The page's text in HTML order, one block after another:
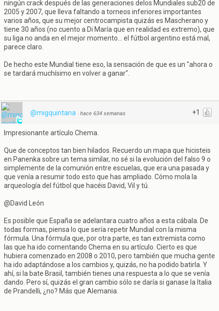
ningún crack después de las generaciones delos Mundiales sub20 de
2005 y 2007, que lleva faltando a torneos inferiores importantes
varios años, que su mejor centrocampista quizás es Mascherano y
tiene 30 años (no cuento a Di María que en realidad es extremo), que
su liga no anda en el mejor momento... el fútbol argentino está mal,
parece claro.
De hecho este Mundial tiene eso, la sensación de que es un "ahora o
se tardará muchísimo en volver a ganar".
+1
@migquintana · hace 634 semanas
Impresionante artículo Chema.
Que de conceptos tan bien hilados. Recuerdo un mapa que hicisteis
en Panenka sobre un tema similar, no sé si la evolución del falso 9 o
simplemente de la comunión entre escuelas, que era una pasada y
que venía a resumir todo esto que has ampliado. Cómo mola la
arqueología del fútbol que hacéis David, Vil y tú.
@David León
Es posible que España se adelantara cuatro años a esta cábala. De
todas formas, piensa lo que sería repetir Mundial con la misma
fórmula. Una fórmula que, por otra parte, es tan extremista como
las que ha ido comentando Chema en su artículo. Cierto es que
hubiera comenzado en 2008 o 2010, pero también que mucha gente
ha ido adaptándose a los cambios y, quizás, no ha podido batirla. Y
ahí, si la bate Brasil, también tienes una respuesta a lo que se venía
dando. Pero sí, quizás el gran cambio sólo se daría si ganase la Italia
de Prandelli, ¿no? Más que Alemania.